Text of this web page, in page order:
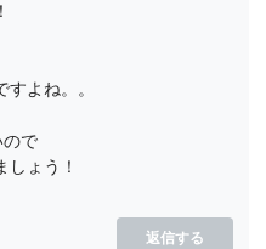
よね。。
ので
ょう！
返信する